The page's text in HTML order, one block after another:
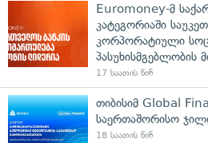
Euromoney-მ
კატეგორიაში
კორპორატიული
პასუხისმგებლობის
17 საათის წინ
თიბისიმ Global
საერთაშორისო
18 საათის წინ